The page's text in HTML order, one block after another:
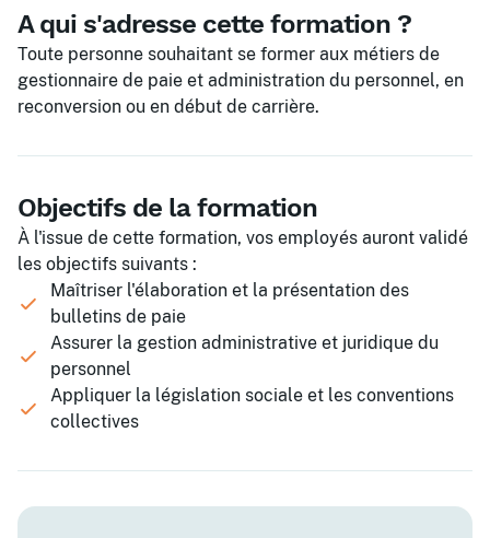
A qui s'adresse cette formation ?
Toute personne souhaitant se former aux métiers de
gestionnaire de paie et administration du personnel, en
reconversion ou en début de carrière.
Objectifs de la formation
À l'issue de cette formation, vos employés auront validé
les objectifs suivants :
Maîtriser l'élaboration et la présentation des
bulletins de paie
Assurer la gestion administrative et juridique du
personnel
Appliquer la législation sociale et les conventions
collectives